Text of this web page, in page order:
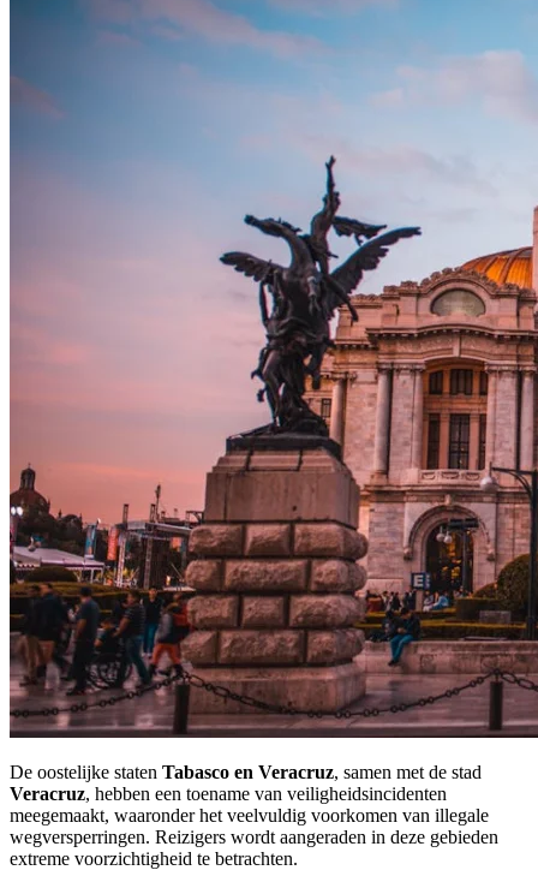
De oostelijke staten Tabasco en Veracruz, samen met de stad
Veracruz, hebben een toename van veiligheidsincidenten
meegemaakt, waaronder het veelvuldig voorkomen van illegale
wegversperringen. Reizigers wordt aangeraden in deze gebieden
extreme voorzichtigheid te betrachten.